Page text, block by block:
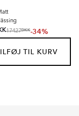
17427DKK-34%
TIL KURV